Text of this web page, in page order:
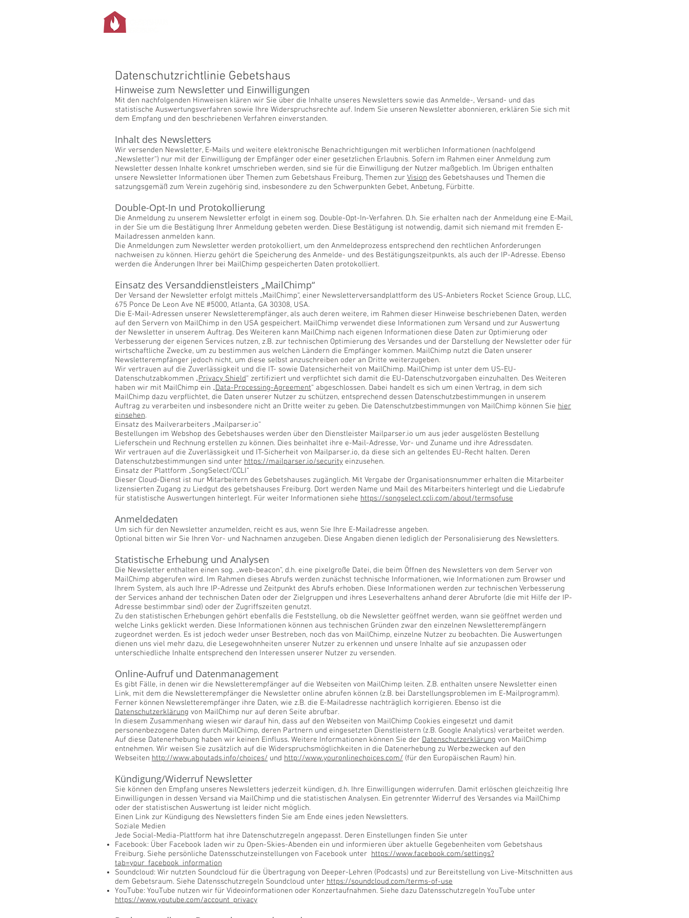
Datenschutzrichtlinie Gebetshaus
Hinweise zum Newsletter und Einwilligungen
Mit den nachfolgenden Hinweisen klären wir Sie über die Inhalte unseres Newsletters sowie das Anmelde-, Versand- und das
statistische Auswertungsverfahren sowie Ihre Widerspruchsrechte auf. Indem Sie unseren Newsletter abonnieren, erklären Sie sich mit
dem Empfang und den beschriebenen Verfahren einverstanden.
Inhalt des Newsletters
Wir versenden Newsletter, E-Mails und weitere elektronische Benachrichtigungen mit werblichen Informationen (nachfolgend
„Newsletter“) nur mit der Einwilligung der Empfänger oder einer gesetzlichen Erlaubnis. Sofern im Rahmen einer Anmeldung zum
Newsletter dessen Inhalte konkret umschrieben werden, sind sie für die Einwilligung der Nutzer maßgeblich. Im Übrigen enthalten
unsere Newsletter Informationen über Themen zum Gebetshaus Freiburg, Themen zur Vision des Gebetshauses und Themen die
satzungsgemäß zum Verein zugehörig sind, insbesondere zu den Schwerpunkten Gebet, Anbetung, Fürbitte.
Double-Opt-In und Protokollierung
Die Anmeldung zu unserem Newsletter erfolgt in einem sog. Double-Opt-In-Verfahren. D.h. Sie erhalten nach der Anmeldung eine E-Mail,
in der Sie um die Bestätigung Ihrer Anmeldung gebeten werden. Diese Bestätigung ist notwendig, damit sich niemand mit fremden E-
Mailadressen anmelden kann.
Die Anmeldungen zum Newsletter werden protokolliert, um den Anmeldeprozess entsprechend den rechtlichen Anforderungen
nachweisen zu können. Hierzu gehört die Speicherung des Anmelde- und des Bestätigungszeitpunkts, als auch der IP-Adresse. Ebenso
werden die Änderungen Ihrer bei MailChimp gespeicherten Daten protokolliert.
Einsatz des Versanddienstleisters „MailChimp“
Der Versand der Newsletter erfolgt mittels „MailChimp“, einer Newsletterversandplattform des US-Anbieters Rocket Science Group, LLC,
675 Ponce De Leon Ave NE #5000, Atlanta, GA 30308, USA.
Die E-Mail-Adressen unserer Newsletterempfänger, als auch deren weitere, im Rahmen dieser Hinweise beschriebenen Daten, werden
auf den Servern von MailChimp in den USA gespeichert. MailChimp verwendet diese Informationen zum Versand und zur Auswertung
der Newsletter in unserem Auftrag. Des Weiteren kann MailChimp nach eigenen Informationen diese Daten zur Optimierung oder
Verbesserung der eigenen Services nutzen, z.B. zur technischen Optimierung des Versandes und der Darstellung der Newsletter oder für
wirtschaftliche Zwecke, um zu bestimmen aus welchen Ländern die Empfänger kommen. MailChimp nutzt die Daten unserer
Newsletterempfänger jedoch nicht, um diese selbst anzuschreiben oder an Dritte weiterzugeben.
Wir vertrauen auf die Zuverlässigkeit und die IT- sowie Datensicherheit von MailChimp. MailChimp ist unter dem US-EU-
Datenschutzabkommen „Privacy Shield“ zertifiziert und verpflichtet sich damit die EU-Datenschutzvorgaben einzuhalten. Des Weiteren
haben wir mit MailChimp ein „Data-Processing-Agreement“ abgeschlossen. Dabei handelt es sich um einen Vertrag, in dem sich
MailChimp dazu verpflichtet, die Daten unserer Nutzer zu schützen, entsprechend dessen Datenschutzbestimmungen in unserem
Auftrag zu verarbeiten und insbesondere nicht an Dritte weiter zu geben. Die Datenschutzbestimmungen von MailChimp können Sie hier
einsehen.
Einsatz des Mailverarbeiters „Mailparser.io“
Bestellungen im Webshop des Gebetshauses werden über den Dienstleister Mailparser.io um aus jeder ausgelösten Bestellung
Lieferschein und Rechnung erstellen zu können. Dies beinhaltet ihre e-Mail-Adresse, Vor- und Zuname und ihre Adressdaten.
Wir vertrauen auf die Zuverlässigkeit und IT-Sicherheit von Mailparser.io, da diese sich an geltendes EU-Recht halten. Deren
Datenschutzbestimmungen sind unter https://mailparser.io/security einzusehen.
Einsatz der Plattform „SongSelect/CCLI“
Dieser Cloud-Dienst ist nur Mitarbeitern des Gebetshauses zugänglich. Mit Vergabe der Organisationsnummer erhalten die Mitarbeiter
lizensierten Zugang zu Liedgut des gebetshauses Freiburg. Dort werden Name und Mail des Mitarbeiters hinterlegt und die Liedabrufe
für statistische Auswertungen hinterlegt. Für weiter Informationen siehe https://songselect.ccli.com/about/termsofuse
Anmeldedaten
Um sich für den Newsletter anzumelden, reicht es aus, wenn Sie Ihre E-Mailadresse angeben.
Optional bitten wir Sie Ihren Vor- und Nachnamen anzugeben. Diese Angaben dienen lediglich der Personalisierung des Newsletters.
Statistische Erhebung und Analysen
Die Newsletter enthalten einen sog. „web-beacon“, d.h. eine pixelgroße Datei, die beim Öffnen des Newsletters von dem Server von
MailChimp abgerufen wird. Im Rahmen dieses Abrufs werden zunächst technische Informationen, wie Informationen zum Browser und
Ihrem System, als auch Ihre IP-Adresse und Zeitpunkt des Abrufs erhoben. Diese Informationen werden zur technischen Verbesserung
der Services anhand der technischen Daten oder der Zielgruppen und ihres Leseverhaltens anhand derer Abruforte (die mit Hilfe der IP-
Adresse bestimmbar sind) oder der Zugriffszeiten genutzt.
Zu den statistischen Erhebungen gehört ebenfalls die Feststellung, ob die Newsletter geöffnet werden, wann sie geöffnet werden und
welche Links geklickt werden. Diese Informationen können aus technischen Gründen zwar den einzelnen Newsletterempfängern
zugeordnet werden. Es ist jedoch weder unser Bestreben, noch das von MailChimp, einzelne Nutzer zu beobachten. Die Auswertungen
dienen uns viel mehr dazu, die Lesegewohnheiten unserer Nutzer zu erkennen und unsere Inhalte auf sie anzupassen oder
unterschiedliche Inhalte entsprechend den Interessen unserer Nutzer zu versenden.
Online-Aufruf und Datenmanagement
Es gibt Fälle, in denen wir die Newsletterempfänger auf die Webseiten von MailChimp leiten. Z.B. enthalten unsere Newsletter einen
Link, mit dem die Newsletterempfänger die Newsletter online abrufen können (z.B. bei Darstellungsproblemen im E-Mailprogramm).
Ferner können Newsletterempfänger ihre Daten, wie z.B. die E-Mailadresse nachträglich korrigieren. Ebenso ist die
Datenschutzerklärung von MailChimp nur auf deren Seite abrufbar.
In diesem Zusammenhang wiesen wir darauf hin, dass auf den Webseiten von MailChimp Cookies eingesetzt und damit
personenbezogene Daten durch MailChimp, deren Partnern und eingesetzten Dienstleistern (z.B. Google Analytics) verarbeitet werden.
Auf diese Datenerhebung haben wir keinen Einfluss. Weitere Informationen können Sie der Datenschutzerklärung von MailChimp
entnehmen. Wir weisen Sie zusätzlich auf die Widerspruchsmöglichkeiten in die Datenerhebung zu Werbezwecken auf den
Webseiten http://www.aboutads.info/choices/ und http://www.youronlinechoices.com/ (für den Europäischen Raum) hin.
Kündigung/Widerruf Newsletter
Sie können den Empfang unseres Newsletters jederzeit kündigen, d.h. Ihre Einwilligungen widerrufen. Damit erlöschen gleichzeitig Ihre
Einwilligungen in dessen Versand via MailChimp und die statistischen Analysen. Ein getrennter Widerruf des Versandes via MailChimp
oder der statistischen Auswertung ist leider nicht möglich.
Einen Link zur Kündigung des Newsletters finden Sie am Ende eines jeden Newsletters.
Soziale Medien
Jede Social-Media-Plattform hat ihre Datenschutzregeln angepasst. Deren Einstellungen finden Sie unter
Facebook: Über Facebook laden wir zu Open-Skies-Abenden ein und informieren über aktuelle Gegebenheiten vom Gebetshaus
Freiburg. Siehe persönliche Datensschutzeinstellungen von Facebook unter https://www.facebook.com/settings?
tab=your_facebook_information
Soundcloud: Wir nutzten Soundcloud für die Übertragung von Deeper-Lehren (Podcasts) und zur Bereitstellung von Live-Mitschnitten aus
dem Gebetsraum. Siehe Datensschutzregeln Soundcloud unter https://soundcloud.com/terms-of-use
YouTube: YouTube nutzen wir für Videoinformationen oder Konzertaufnahmen. Siehe dazu Datensschutzregeln YouTube unter
https://www.youtube.com/account_privacy